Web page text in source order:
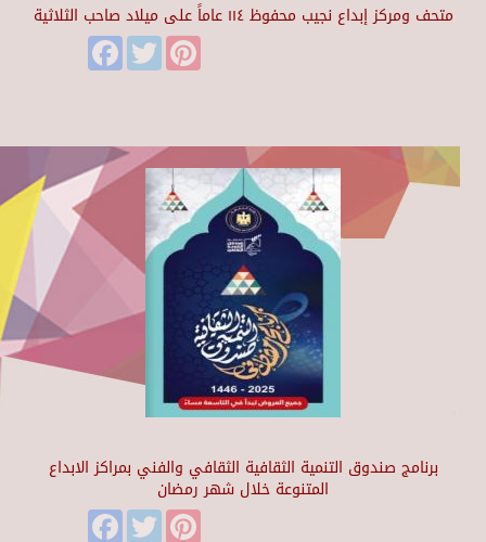
متحف ومركز إبداع نجيب محفوظ ١١٤ عاماً على ميلاد صاحب الثلاثية
FacebookTwitter
برنامج صندوق التنمية الثقافية الثقافي والفني بمراكز الابداع
المتنوعة خلال شهر رمضان
FacebookTwitter